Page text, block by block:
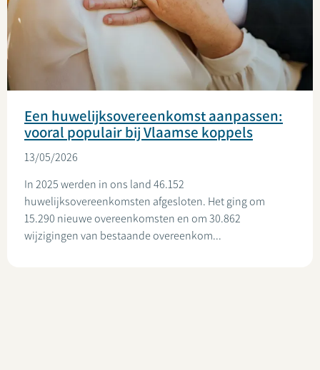
Een huwelijksovereenkomst aanpassen:
vooral populair bij Vlaamse koppels
13/05/2026
In 2025 werden in ons land 46.152
huwelijksovereenkomsten afgesloten. Het ging om
15.290 nieuwe overeenkomsten en om 30.862
wijzigingen van bestaande overeenkom...